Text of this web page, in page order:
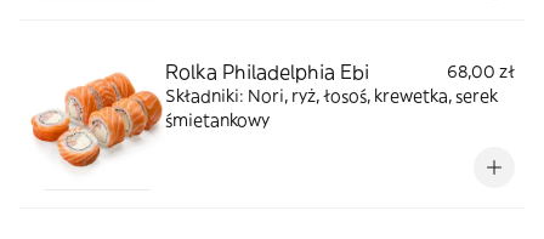
Rolka Philadelphia Ebi
68,00 zł
Składniki: Nori, ryż, łosoś, krewetka, serek
śmietankowy